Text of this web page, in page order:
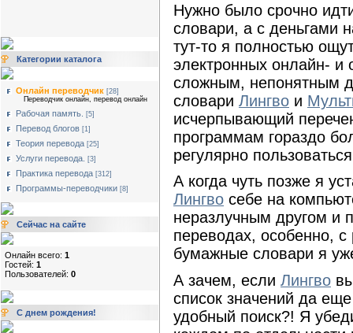
Категории каталога
Онлайн переводчик [28]
Переводчик онлайн, перевод онлайн
Рабочая память. [5]
Перевод блогов [1]
Теория перевода [25]
Услуги перевода. [3]
Практика перевода [312]
Программы-переводчики [8]
Сейчас на сайте
Онлайн всего: 1
Гостей: 1
Пользователей: 0
С днем рождения!
Нужно было срочно
словари, а с деньгами
тут-то я полностью
электронных онлайн-
сложным, непонятным
словари Лингво и
исчерпывающий
программам гораздо
регулярно
А когда чуть позже я
Лингво себе на
неразлучным другом и
переводах, особенно, с
бумажные словари я
А зачем, если Лингво
список значений да
удобный поиск?! Я